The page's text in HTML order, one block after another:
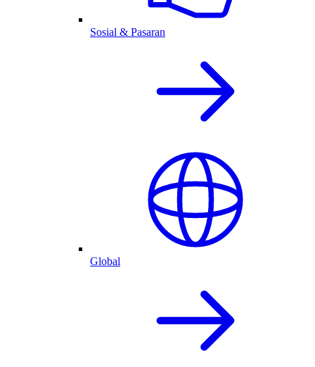
Sosial & Pasaran
Global